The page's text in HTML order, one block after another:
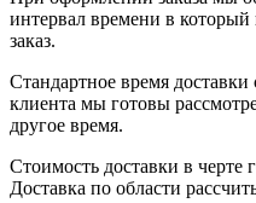
интервал времени в который
заказ.
Стандартное время
клиента мы готовы
другое время.
Стоимость доставки в черте
Доставка по области